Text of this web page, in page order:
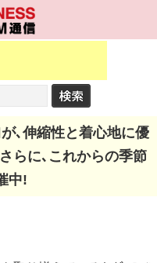
が､伸縮性と着心地に優
らに､これからの季節
中!